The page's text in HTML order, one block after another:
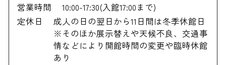
営業時間
10:00-17:30(入館17:00まで)
定休日
成人の日の翌日から11日間は冬季休館日
※そのほか展示替えや天候不良、交通事
情などにより開館時間の変更や臨時休館
あり